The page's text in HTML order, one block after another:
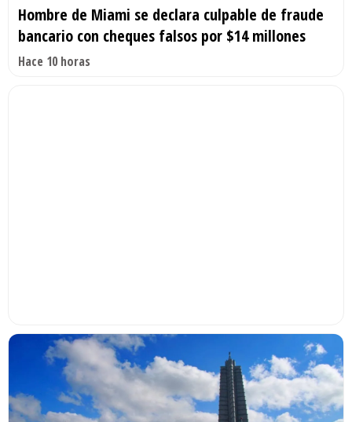
Hombre de Miami se declara culpable de fraude
bancario con cheques falsos por $14 millones
Hace 10 horas